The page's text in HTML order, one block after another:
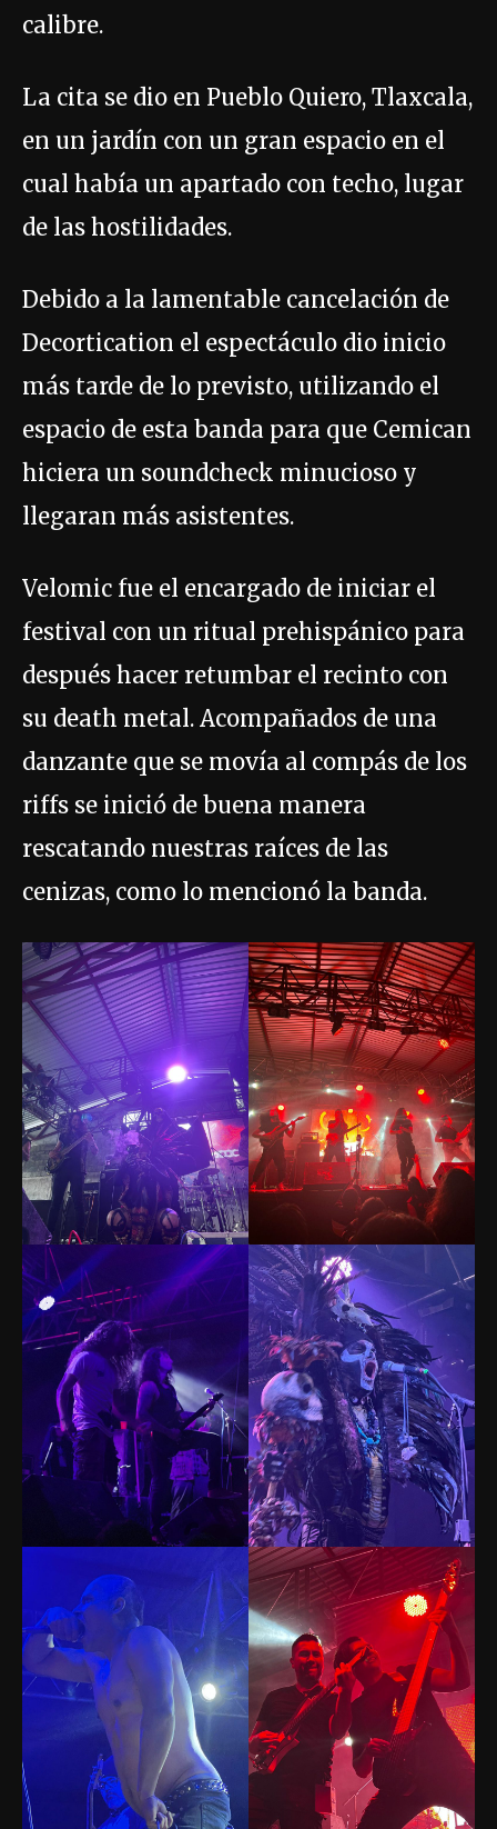
calibre.
La cita se dio en Pueblo Quiero, Tlaxcala,
en un jardín con un gran espacio en el
cual había un apartado con techo, lugar
de las hostilidades.
Debido a la lamentable cancelación de
Decortication el espectáculo dio inicio
más tarde de lo previsto, utilizando el
espacio de esta banda para que Cemican
hiciera un soundcheck minucioso y
llegaran más asistentes.
Velomic fue el encargado de iniciar el
festival con un ritual prehispánico para
después hacer retumbar el recinto con
su death metal. Acompañados de una
danzante que se movía al compás de los
riffs se inició de buena manera
rescatando nuestras raíces de las
cenizas, como lo mencionó la banda.